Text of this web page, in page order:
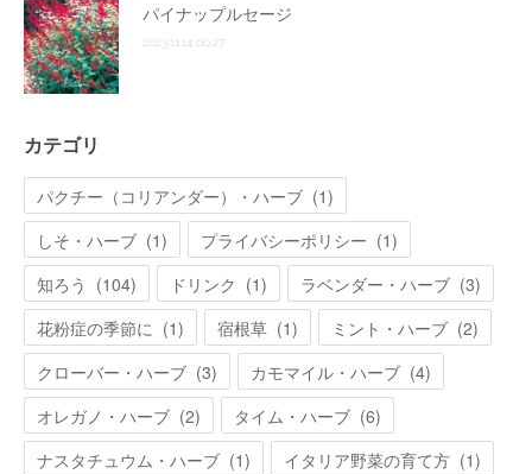
パイナップルセージ
2023.11.14 00:27
カテゴリ
パクチー（コリアンダー）・ハーブ (1)
しそ・ハーブ (1) プライバシーポリシー (1)
知ろう (104) ドリンク (1) ラベンダー・ハーブ (3)
花粉症の季節に (1) 宿根草 (1) ミント・ハーブ (2)
クローバー・ハーブ (3) カモマイル・ハーブ (4)
オレガノ・ハーブ (2) タイム・ハーブ (6)
ナスタチュウム・ハーブ (1) イタリア野菜の育て方 (1)